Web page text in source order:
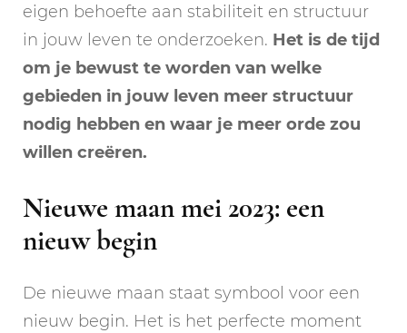
eigen behoefte aan stabiliteit en structuur
in jouw leven te onderzoeken. Het is de tijd
om je bewust te worden van welke
gebieden in jouw leven meer structuur
nodig hebben en waar je meer orde zou
willen creëren.
Nieuwe maan mei 2023: een
nieuw begin
De nieuwe maan staat symbool voor een
nieuw begin. Het is het perfecte moment